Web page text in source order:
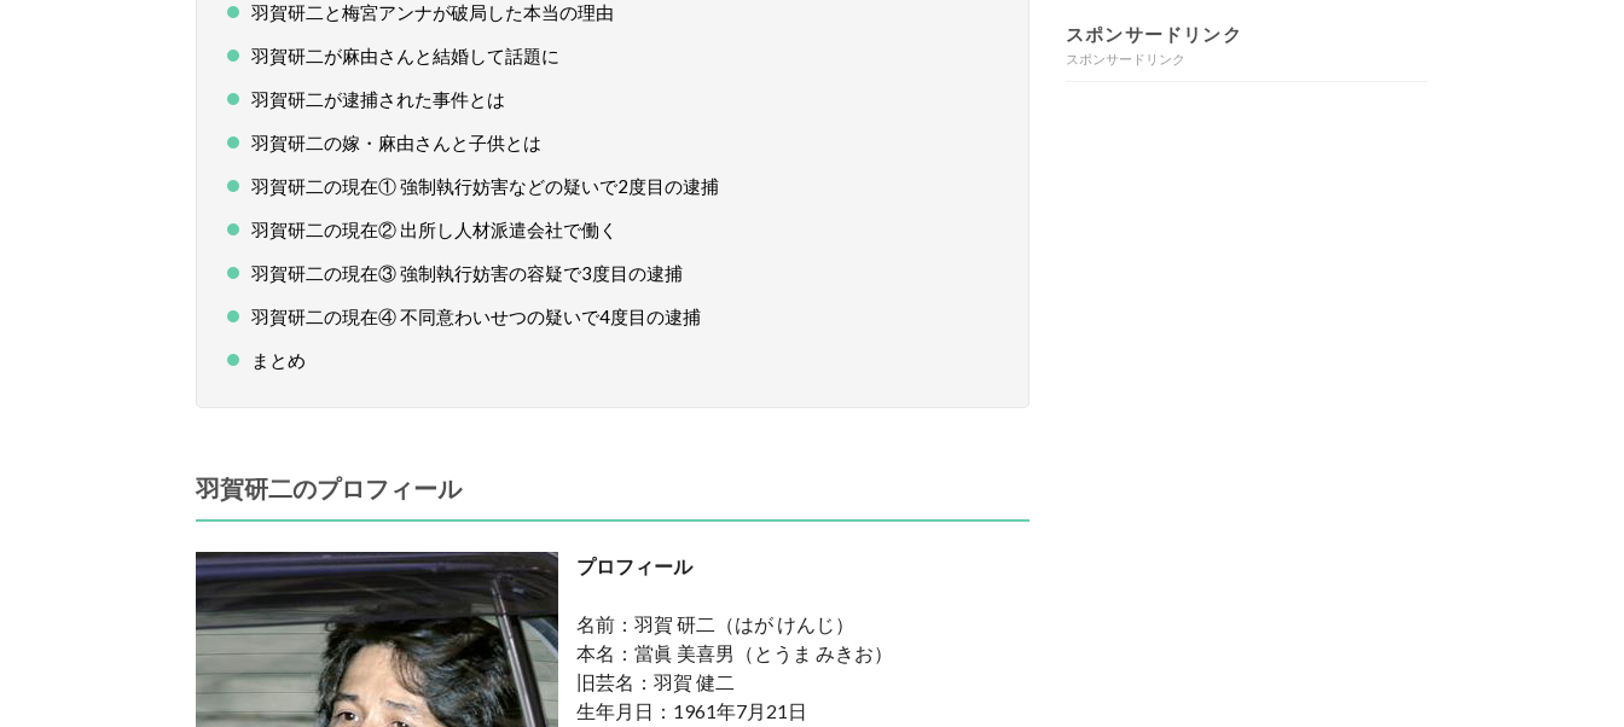
羽賀研二と梅宮アンナが破局した本当の理由
羽賀研二が麻由さんと結婚して話題に
羽賀研二が逮捕された事件とは
羽賀研二の嫁・麻由さんと子供とは
羽賀研二の現在① 強制執行妨害などの疑いで2度目の逮捕
羽賀研二の現在② 出所し人材派遣会社で働く
羽賀研二の現在③ 強制執行妨害の容疑で3度目の逮捕
羽賀研二の現在④ 不同意わいせつの疑いで4度目の逮捕
まとめ
羽賀研二のプロフィール
プロフィール
名前：羽賀 研二（はが けんじ）
本名：當眞 美喜男（とうま みきお）
旧芸名：羽賀 健二
生年月日：1961年7月21日
スポンサードリンク
スポンサードリンク